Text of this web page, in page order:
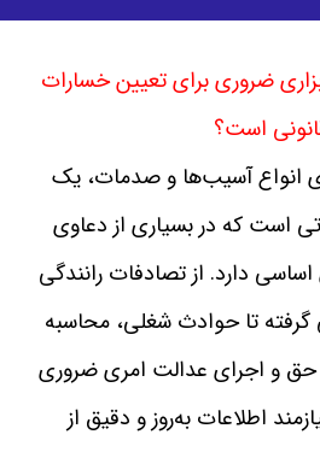
ضروری برای تعیین خسارات
است؟
انواع آسیب‌ها و صدمات، یک
است که در بسیاری از دعاوی
دارد. از تصادفات رانندگی
تا حوادث شغلی، محاسبه
حق و اجرای عدالت امری ضروری
اطلاعات به‌روز و دقیق از